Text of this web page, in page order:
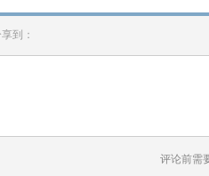
到：
评论前需